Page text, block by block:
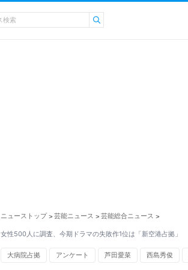
ニューストップ > 芸能ニュース > 芸能総合ニュース >
女性500人に調査、今期ドラマの失敗作1位は「新空港占拠」
大病院占拠 アンケート 芦田愛菜 西島秀俊